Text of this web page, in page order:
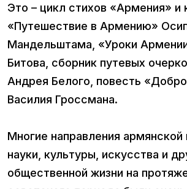
Это – цикл стихов «Армения» и
«Путешествие в Армению»
Мандельштама, «Уроки
Битова, сборник путевых
Андрея Белого, повесть
Василия Гроссмана.
Многие направления армянской
науки, культуры, искусства и
общественной жизни на